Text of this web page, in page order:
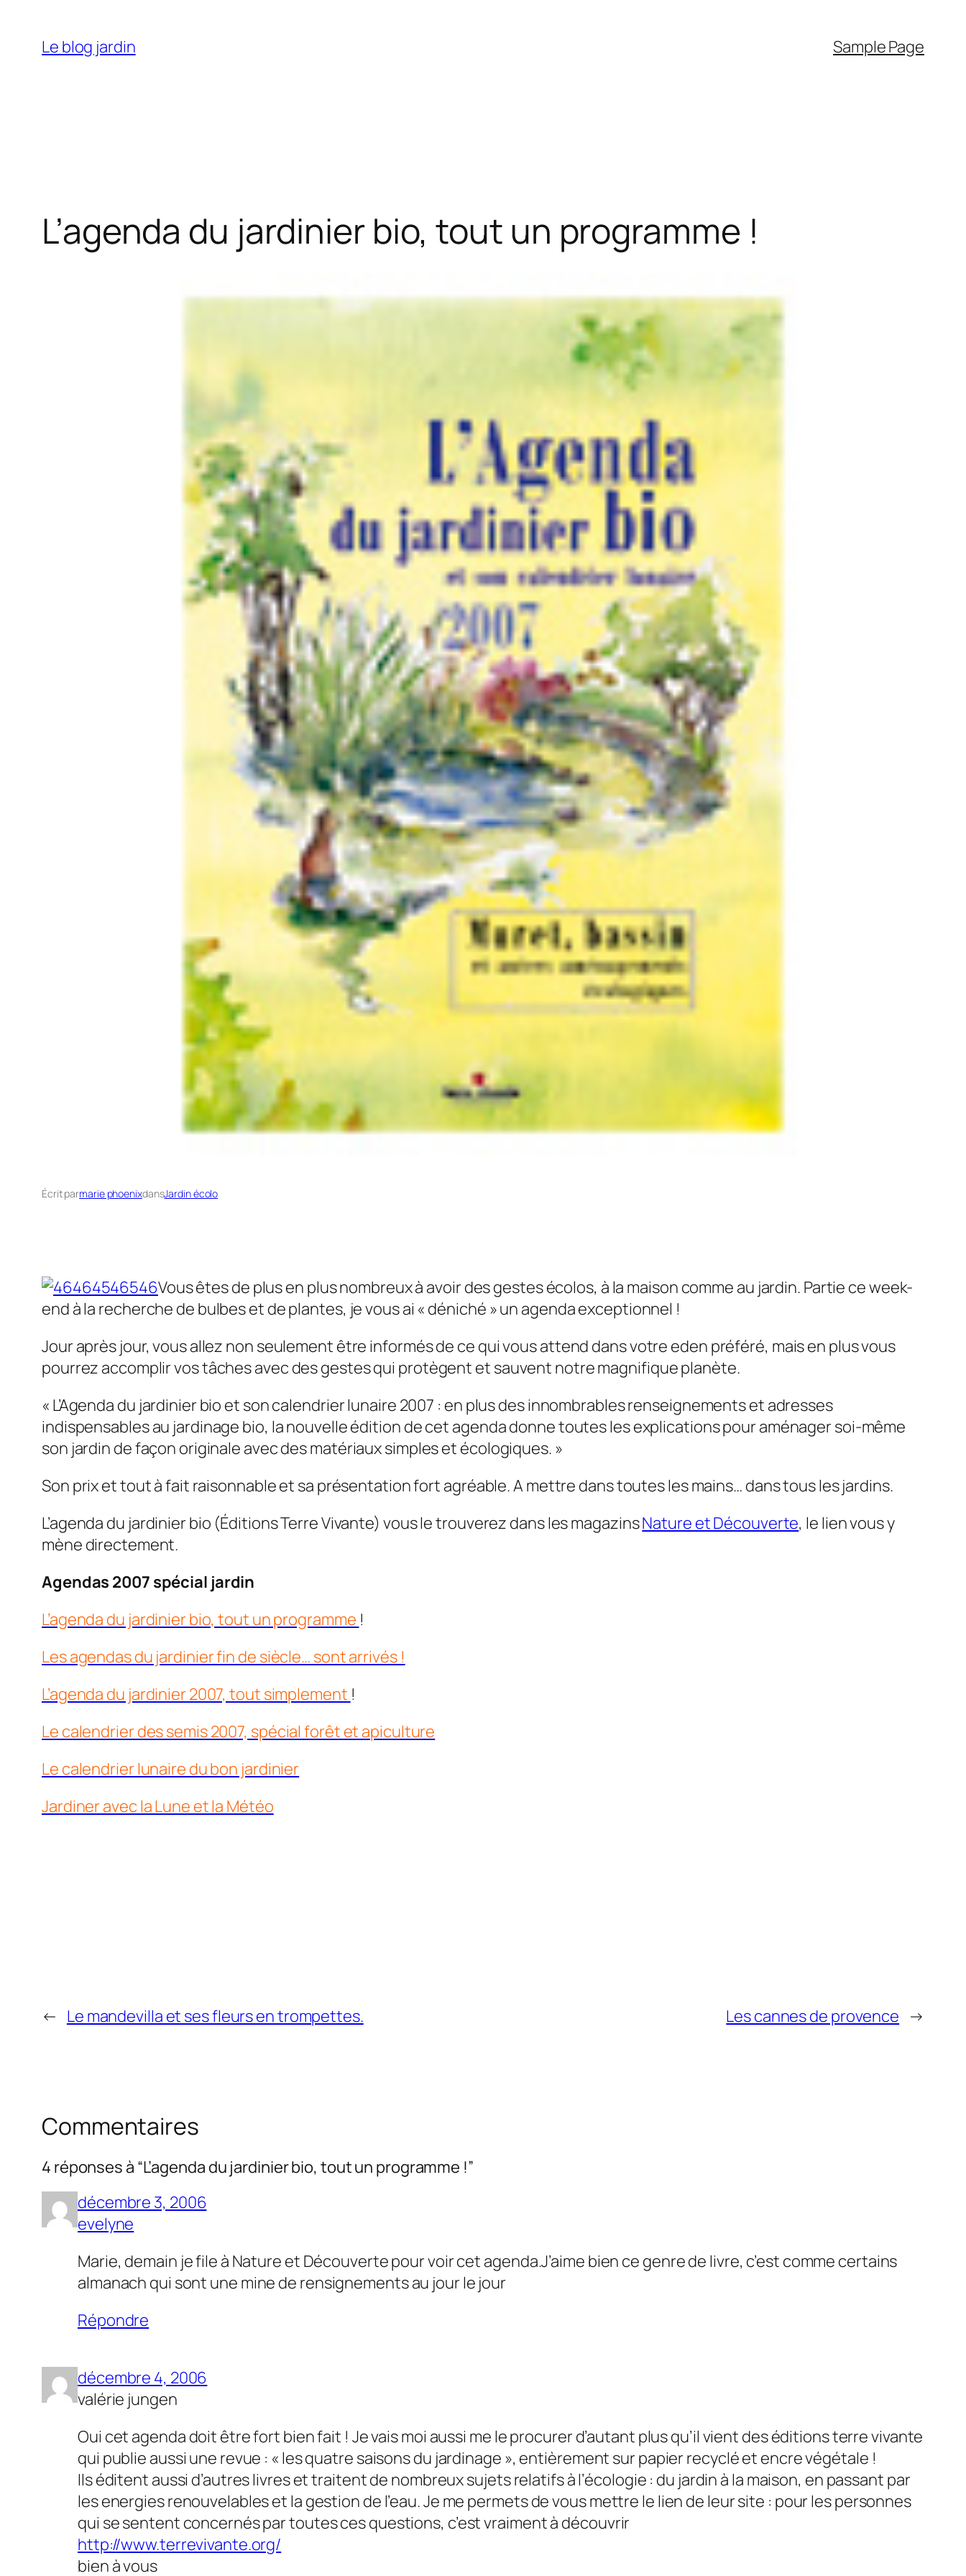
contenu
Le blog jardin Sample Page
L’agenda du jardinier bio, tout un programme !
Écrit parmarie phoenixdansJardin écolo
Vous êtes de plus en plus nombreux à avoir des gestes écolos, à la maison comme au jardin. Partie ce week-
end à la recherche de bulbes et de plantes, je vous ai « déniché » un agenda exceptionnel !
Jour après jour, vous allez non seulement être informés de ce qui vous attend dans votre eden préféré, mais en plus vous
pourrez accomplir vos tâches avec des gestes qui protègent et sauvent notre magnifique planète.
« L’Agenda du jardinier bio et son calendrier lunaire 2007 : en plus des innombrables renseignements et adresses
indispensables au jardinage bio, la nouvelle édition de cet agenda donne toutes les explications pour aménager soi-même
son jardin de façon originale avec des matériaux simples et écologiques. »
Son prix et tout à fait raisonnable et sa présentation fort agréable. A mettre dans toutes les mains… dans tous les jardins.
L’agenda du jardinier bio (Éditions Terre Vivante) vous le trouverez dans les magazinsNature et Découverte, le lien vous y
mène directement.
Agendas 2007 spécial jardin
L’agenda du jardinier bio, tout un programme !
Les agendas du jardinier fin de siècle… sont arrivés !
L’agenda du jardinier 2007, tout simplement !
Le calendrier des semis 2007, spécial forêt et apiculture
Le calendrier lunaire du bon jardinier
Jardiner avec la Lune et la Météo
← Le mandevilla et ses fleurs en trompettes. Les cannes de provence →
Commentaires
4 réponses à “L’agenda du jardinier bio, tout un programme !”
décembre 3, 2006
evelyne
Marie, demain je file à Nature et Découverte pour voir cet agenda.J’aime bien ce genre de livre, c’est comme certains
almanach qui sont une mine de rensignements au jour le jour
Répondre
décembre 4, 2006
valérie jungen
Oui cet agenda doit être fort bien fait ! Je vais moi aussi me le procurer d’autant plus qu’il vient des éditions terre vivante
qui publie aussi une revue : « les quatre saisons du jardinage », entièrement sur papier recyclé et encre végétale !
Ils éditent aussi d’autres livres et traitent de nombreux sujets relatifs à l’écologie : du jardin à la maison, en passant par
les energies renouvelables et la gestion de l’eau. Je me permets de vous mettre le lien de leur site : pour les personnes
qui se sentent concernés par toutes ces questions, c’est vraiment à découvrir
http://www.terrevivante.org/
bien à vous